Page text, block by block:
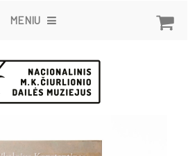
MENIU